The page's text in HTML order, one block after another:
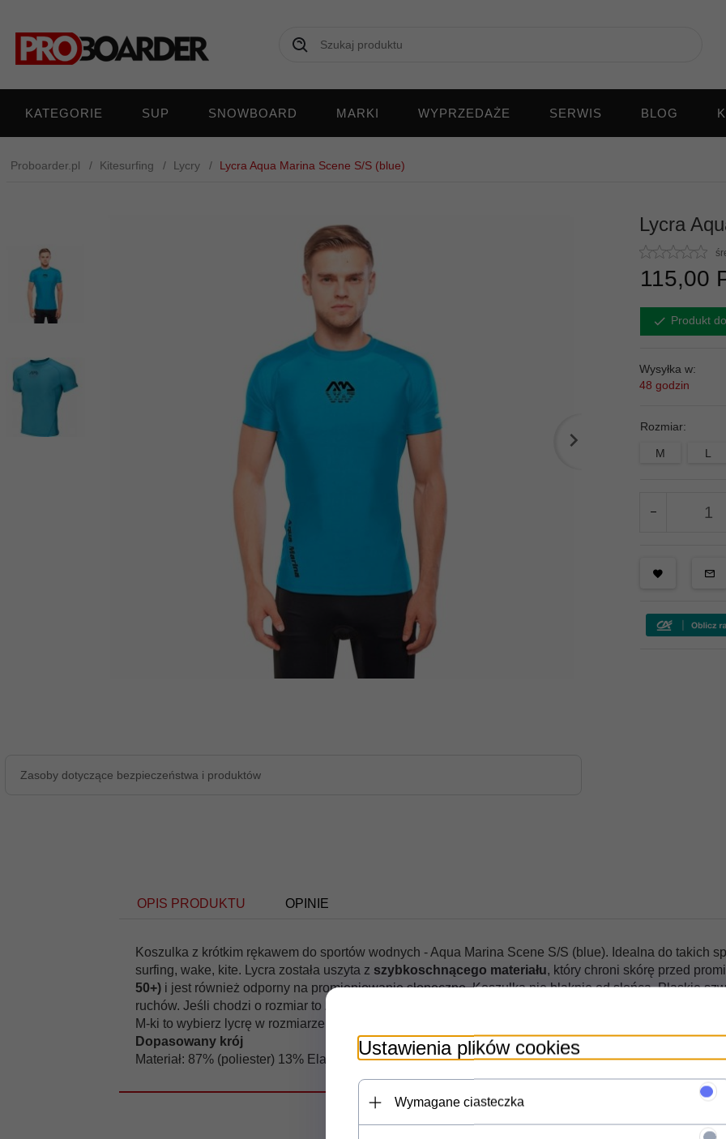
KATEGORIE SUP SNOWBOARD MARKI WYPRZEDAŻE SERWIS BLOG
Proboarder.pl Kitesurfing Lycry Lycra Aqua Marina Scene S/S (blue)
Zasoby dotyczące bezpieczeństwa i produktów
Lycra
115,00
Produkt
Wysyłka w:
48 godzin
Rozmiar:
M L
OPIS PRODUKTU OPINIE
Koszulka z krótkim rękawem do sportów wodnych - Aqua Marina Scene S/S (blue). Idealna do takich
surfing, wake, kite. Lycra została uszyta z szybkoschnącego materiału, który chroni skórę przed
50+) i jest również odporny na promieniowanie słoneczne. Koszulka nie blaknie od słońca. Płaskie
ruchów. Jeśli chodzi o rozmiar to
zalecamy wybór większego rozmiaru w porównaniu do koszulek
M-ki to wybierz lycrę w rozmiarze L.
Dopasowany krój
Materiał: 87% (poliester) 13% Elastan
INNI KLIENCI OGLĄDALI RÓWNIEŻ:
Ustawienia plików cookies
Wymagane ciasteczka